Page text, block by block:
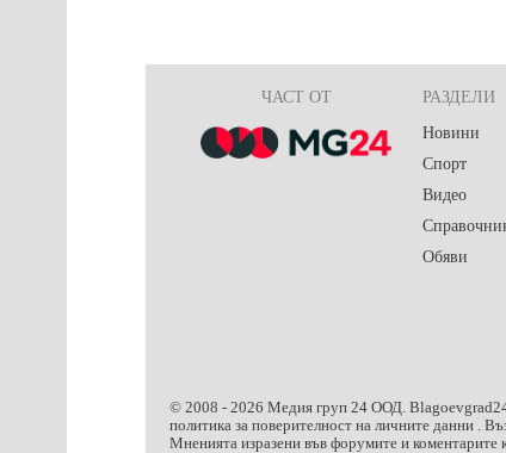
ЧАСТ ОТ
РАЗДЕЛИ
Новини
Спорт
Видео
Обяви
© 2008 - 2026 Медия груп 24 ООД.
политика за поверителност на личните данни .
Мненията изразени във форумите и коментарите